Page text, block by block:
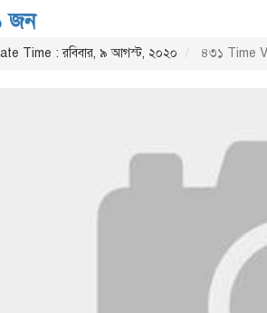
জন
Time : রবিবার, ৯ আগস্ট, ২০২০ ৪৩১ Time